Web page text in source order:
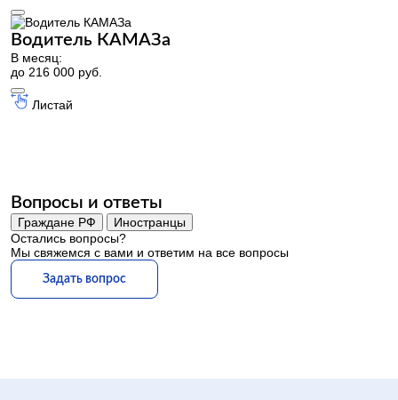
Водитель КАМАЗа
В месяц:
до 216 000 руб.
Листай
Вопросы и ответы
Граждане РФ
Иностранцы
Остались вопросы?
Мы свяжемся с вами и ответим на все вопросы
Задать вопрос